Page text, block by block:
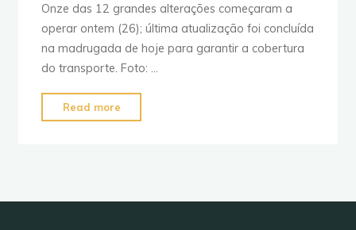
Onze das 12 grandes alterações começaram a
operar ontem (26); última atualização foi concluída
na madrugada de hoje para garantir a cobertura
do transporte. Foto: …
Read more
mudanças
ônibus